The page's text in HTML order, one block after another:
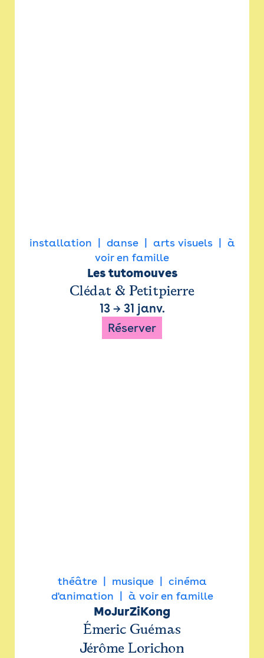
installation danse arts visuels
à
voir en famille
Les tutomouves
Clédat & Petitpierre
13→ 31 janv.
Réserver
théâtre musique
cinéma
d'animation
à voir en famille
MoJurZiKong
Émeric Guémas
Jérôme Lorichon